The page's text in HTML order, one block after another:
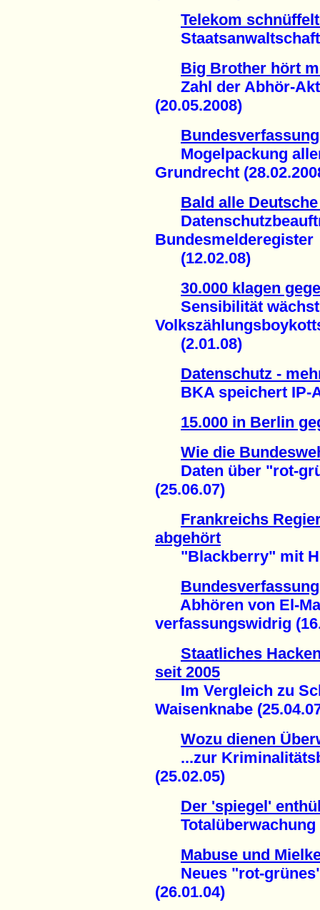
Telekom
Staatsanwaltschaft
Big Brother hört
Zahl der Abhör-
(20.05.2008)
Mogelpackung
Grundrecht
Bald alle
Bundesmelderegister
(12.02.08)
30.000 klagen
Sensibilität wächst
(2.01.08)
Datenschutz -
BKA speichert IP-
15.000 in Berlin
Wie die
Daten über "rot-
(25.06.07)
Frankreichs
abgehört
"Blackberry" mit
Abhören von El-
verfassungswidrig
Staatliches
seit 2005
Im Vergleich zu
Waisenknabe
Wozu dienen
...zur
(25.02.05)
Der 'spiegel'
Totalüberwachung
Mabuse und
Neues "rot-grünes"
(26.01.04)